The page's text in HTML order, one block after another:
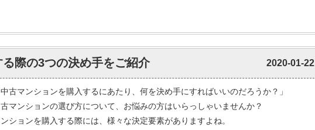
際の3つの決め手をご紹介 2020-01-22
中古マンションを購入するにあたり、何を決め手にすればいいのだろうか？」
マンションの選び方について、お悩みの方はいらっしゃいませんか？
ションを購入する際には、様々な決定要素がありますよね。